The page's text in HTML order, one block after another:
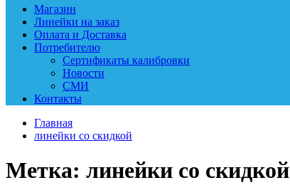
Магазин
Линейки на заказ
Оплата и Доставка
Потребителю
Сертификаты калибровки
Новости
СМИ
Контакты
Главная
линейки со скидкой
Метка: линейки со скидкой